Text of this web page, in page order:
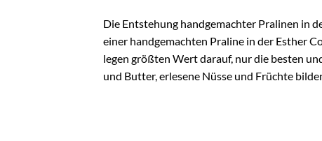
Die Entstehung handgemachter Pralinen in
einer handgemachten Praline in der Esther
legen größten Wert darauf, nur die besten
und Butter, erlesene Nüsse und Früchte